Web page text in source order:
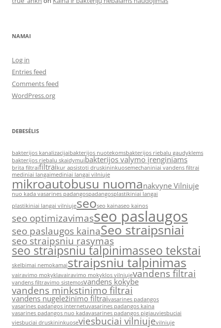
NAMAI
Log in
Entries feed
Comments feed
WordPress.org
DEBESĖLIS
bakterijos kanalizacijaibakterijos nuotekomsbakterijos riebalu gaudyklems
bakterijos riebalu skaidymuibakterijos valymo įrenginiams
brita filtraifiltraikur apsistoti druskininkuosemechaniniai vandens filtrai
mediniai langaimediniai langai vilniuje
mikroautobusu nuomanakvyne Vilniuje
nuo kada vasarines padangospadangosplastikiniai langai
plastikiniai langai vilniujeseoseo kainaseo kainos
seo optimizavimasseo paslaugos
seo paslaugos kainaSeo straipsniai
seo straipsniu rasymas
seo straipsniu talpinimasseo tekstai
skelbimai nemokamaistraipsniu talpinimas
vairavimo mokyklavairavimo mokyklos vilniujevandens filtrai
vandens filtravimo sistemosvandens kokybe
vandens minkstinimo filtrai
vandens nugeležinimo filtraivasarines padangos
vasarines padangos internetuvasarines padangos kaina
vasarines padangos nuo kadavasarines padangos pigiauviesbuciai
viesbuciai druskininkuoseviesbuciai vilniujevilniuje